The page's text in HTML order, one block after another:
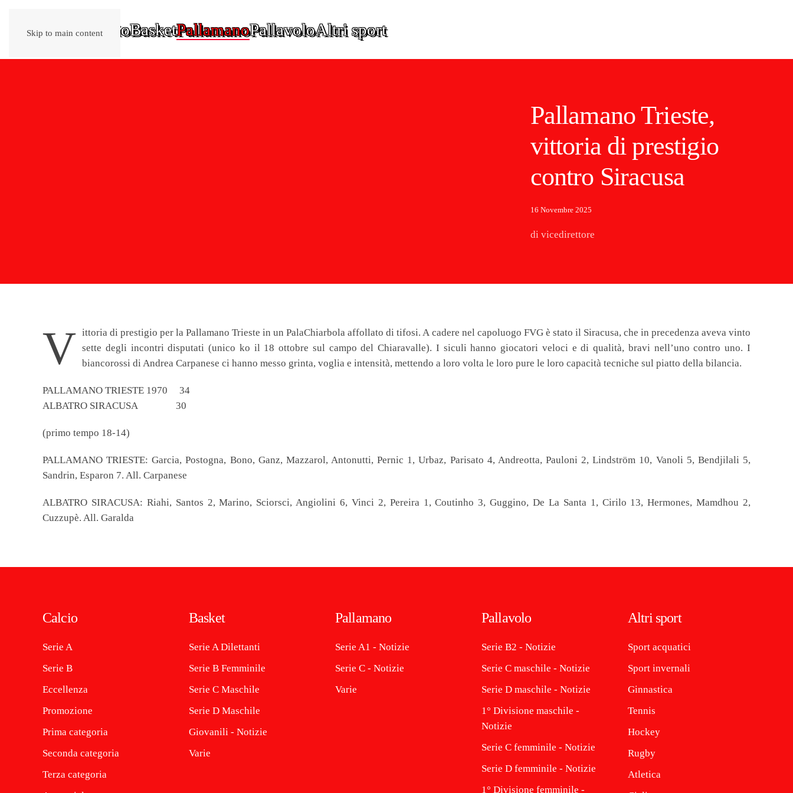
Skip to main content
HomeCalcioBasketPallamanoPallavoloAltri sport
Pallamano Trieste,
vittoria di prestigio
contro Siracusa
16 Novembre 2025
di vicedirettore
V ittoria di prestigio per la Pallamano Trieste in un PalaChiarbola affollato di tifosi. A cadere nel capoluogo FVG è stato il Siracusa, che in precedenza aveva vinto
sette degli incontri disputati (unico ko il 18 ottobre sul campo del Chiaravalle). I siculi hanno giocatori veloci e di qualità, bravi nell’uno contro uno. I
biancorossi di Andrea Carpanese ci hanno messo grinta, voglia e intensità, mettendo a loro volta le loro pure le loro capacità tecniche sul piatto della bilancia.
PALLAMANO TRIESTE 1970 34
ALBATRO SIRACUSA 30
(primo tempo 18-14)
PALLAMANO TRIESTE: Garcia, Postogna, Bono, Ganz, Mazzarol, Antonutti, Pernic 1, Urbaz, Parisato 4, Andreotta, Pauloni 2, Lindström 10, Vanoli 5, Bendjilali 5,
Sandrin, Esparon 7. All. Carpanese
ALBATRO SIRACUSA: Riahi, Santos 2, Marino, Sciorsci, Angiolini 6, Vinci 2, Pereira 1, Coutinho 3, Guggino, De La Santa 1, Cirilo 13, Hermones, Mamdhou 2,
Cuzzupè. All. Garalda
Calcio
Serie A
Serie B
Eccellenza
Promozione
Prima categoria
Seconda categoria
Terza categoria
Basket
Serie A Dilettanti
Serie B Femminile
Serie C Maschile
Serie D Maschile
Giovanili - Notizie
Varie
Pallamano
Serie A1 - Notizie
Serie C - Notizie
Varie
Pallavolo
Serie B2 - Notizie
Serie C maschile - Notizie
Serie D maschile - Notizie
1° Divisione maschile -
Notizie
Serie C femminile - Notizie
Serie D femminile - Notizie
1° Divisione femminile -
Altri sport
Sport acquatici
Sport invernali
Ginnastica
Tennis
Hockey
Rugby
Atletica